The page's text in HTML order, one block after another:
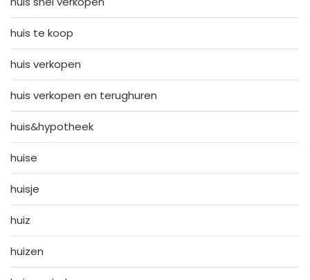
huis te koop
huis verkopen
huis verkopen en terughuren
huis&hypotheek
huise
huisje
huiz
huizen